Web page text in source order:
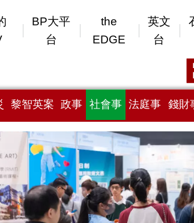
BP大平
台
the
EDGE
英文
台
黎智英案 政事 社會事 法庭事 錢財